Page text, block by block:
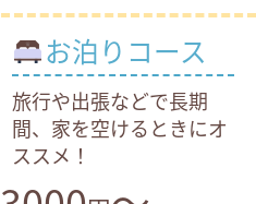
お泊りコース
旅行や出張などで長期
間、家を空けるときにオ
ススメ！